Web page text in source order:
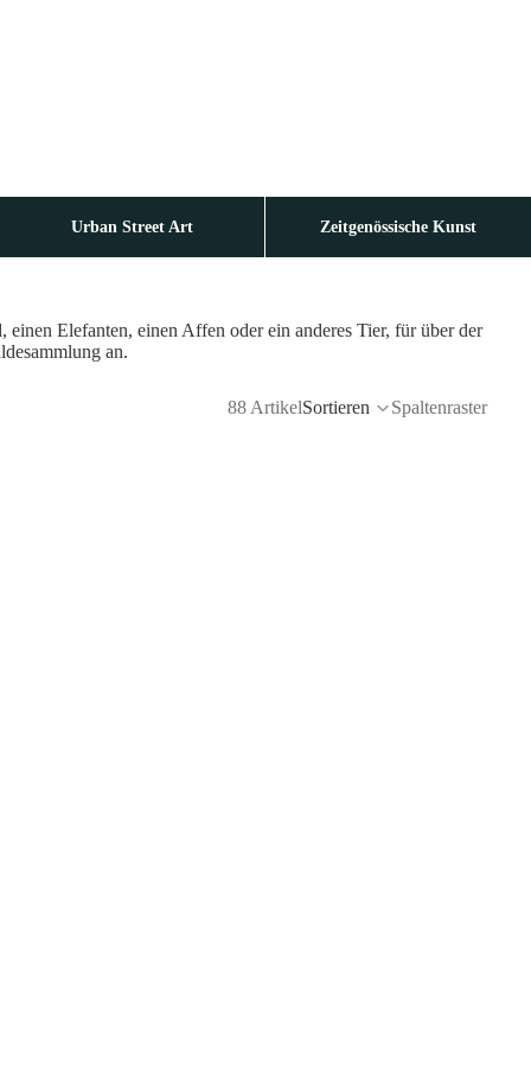
Urban Street Art Zeitgenössische Kunst
Elefanten, einen Affen oder ein anderes Tier, für über der
an.
88 ArtikelSortieren Spaltenraster